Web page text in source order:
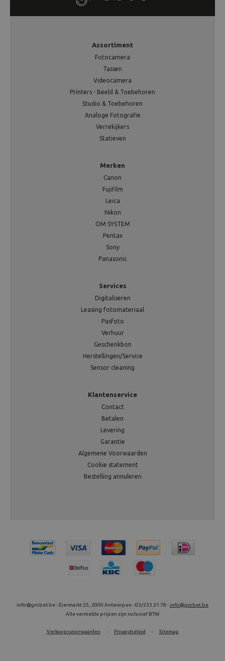
Assortiment
Fotocamera
Tassen
Videocamera
Printers - Beeld & Toebehoren
Studio & Toebehoren
Analoge Fotografie
Verrekijkers
Statieven
Merken
Canon
Fujifilm
Leica
Nikon
OM SYSTEM
Pentax
Sony
Panasonic
Services
Digitaliseren
Leasing fotomateriaal
Pasfoto
Verhuur
Geschenkbon
Herstellingen/Service
Sensor cleaning
Klantenservice
Contact
Betalen
Levering
Garantie
Algemene Voorwaarden
Cookie statement
Bestelling annuleren
info@grobet.be - Eiermarkt 25, 2000 Antwerpen - 03/233.21.79 - info@grobet.be
Alle vermelde prijzen zijn inclusief BTW
Verkoopsvoorwaarden - Privacybeleid - Sitemap